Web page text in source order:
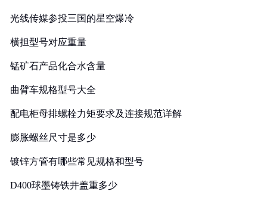
光线传媒参投三国的星空爆冷
横担型号对应重量
锰矿石产品化合水含量
曲臂车规格型号大全
配电柜母排螺栓力矩要求及连接规范详解
膨胀螺丝尺寸是多少
镀锌方管有哪些常见规格和型号
D400球墨铸铁井盖重多少